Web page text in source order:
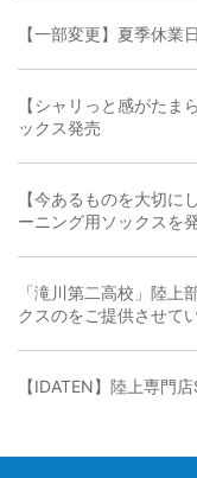
【一部変更】夏季休業
【シャリっと感がたま
ックス発売
【今あるものを大切に
ーニング用ソックスを
「滝川第二高校」陸上
クスのをご提供させて
【IDATEN】陸上専門